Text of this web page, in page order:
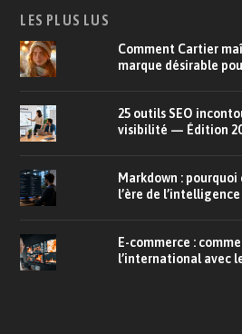
LES PLUS LUS
Comment Cartier
marque désirable
25 outils SEO
visibilité — Édition
Markdown : pourquoi
l’ère de
E-commerce :
l’international avec